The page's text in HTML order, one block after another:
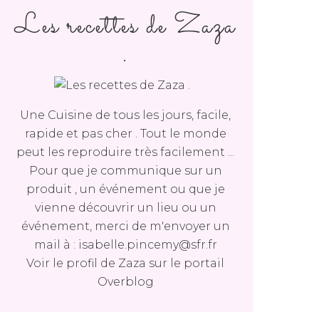
Les recettes de Zaza
.
Une Cuisine de tous les jours, facile,
rapide et pas cher . Tout le monde
peut les reproduire très facilement ...
Pour que je communique sur un
produit , un événement ou que je
vienne découvrir un lieu ou un
événement, merci de m'envoyer un
mail à : isabelle.pincemy@sfr.fr
Voir le profil de Zaza sur le portail
Overblog